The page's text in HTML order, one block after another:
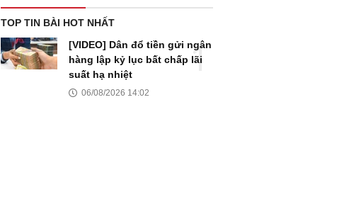
TOP TIN BÀI HOT NHẤT
[VIDEO] Dân đổ tiền gửi ngân
hàng lập kỷ lục bất chấp lãi
suất hạ nhiệt
06/08/2026 14:02